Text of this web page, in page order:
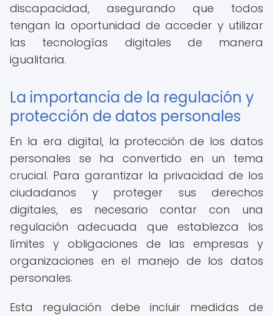
discapacidad, asegurando que todos
tengan la oportunidad de acceder y utilizar
las tecnologías digitales de manera
igualitaria.
La importancia de la regulación y
protección de datos personales
En la era digital, la protección de los datos
personales se ha convertido en un tema
crucial. Para garantizar la privacidad de los
ciudadanos y proteger sus derechos
digitales, es necesario contar con una
regulación adecuada que establezca los
límites y obligaciones de las empresas y
organizaciones en el manejo de los datos
personales.
Esta regulación debe incluir medidas de